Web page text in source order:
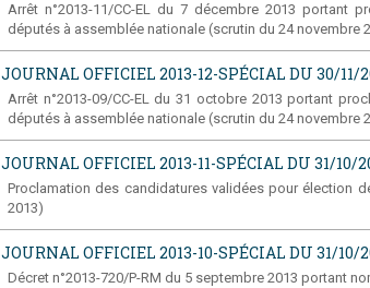
Arrêt n°2013-11/CC-EL du 7 décembre 2013 portant
députés à assemblée nationale (scrutin du 24 novembre
JOURNAL OFFICIEL 2013-12-SPÉCIAL DU 30/11/
Arrêt n°2013-09/CC-EL du 31 octobre 2013 portant
députés à assemblée nationale (scrutin du 24 novembre
JOURNAL OFFICIEL 2013-11-SPÉCIAL DU 31/10/
Proclamation des candidatures validées pour élection
2013)
JOURNAL OFFICIEL 2013-10-SPÉCIAL DU 31/10/
Décret n°2013-720/P-RM du 5 septembre 2013 portant